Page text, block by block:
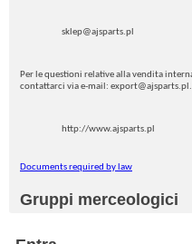
sklep@ajsparts.pl
Per le questioni relative alla vendita
contattarci via e-mail: export@ajsparts.pl.
http://www.ajsparts.pl
Documents required by law
Gruppi merceologici